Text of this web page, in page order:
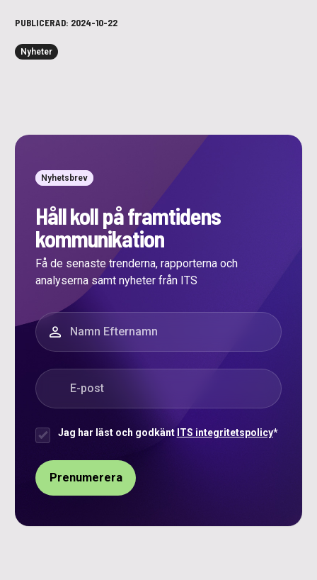
PUBLICERAD: 2024-10-22
Nyheter
Nyhetsbrev
Håll koll på framtidens
kommunikation
Få de senaste trenderna, rapporterna och
analyserna samt nyheter från ITS
”*” anger obligatoriska fält
Namn
E-post
Samtycke*
Jag har läst och godkänt ITS integritetspolicy*